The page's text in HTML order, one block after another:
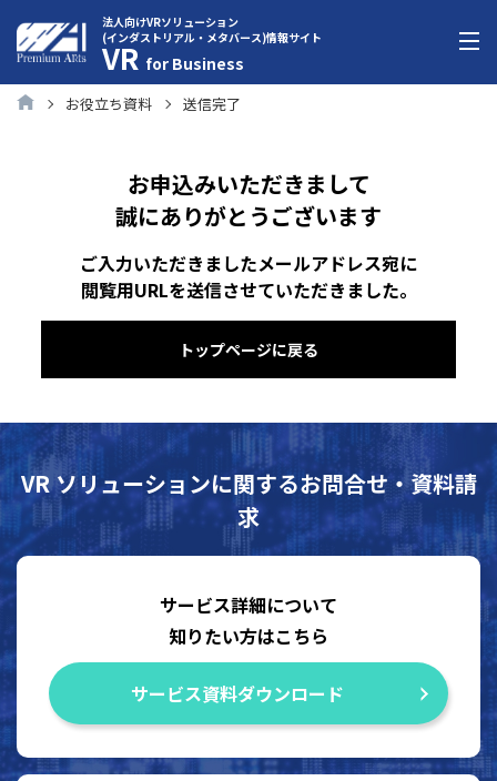
法人向けVRソリューション
(インダストリアル・メタバース)情報サイト
VR for Business
お役立ち資料 送信完了
お申込みいただきまして
誠にありがとうございます
ご入力いただきましたメールアドレス宛に
閲覧用URLを送信させていただきました。
トップページに戻る
VR ソリューションに関するお問合せ・資料請
求
サービス詳細について
知りたい方はこちら
サービス資料ダウンロード